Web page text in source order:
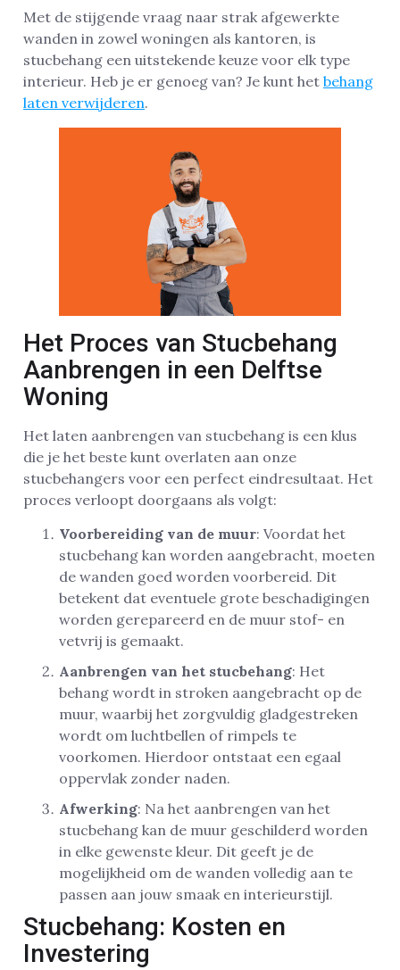
Met de stijgende vraag naar strak afgewerkte
wanden in zowel woningen als kantoren, is
stucbehang een uitstekende keuze voor elk type
interieur. Heb je er genoeg van? Je kunt het behang
laten verwijderen.
Het Proces van Stucbehang
Aanbrengen in een Delftse
Woning
Het laten aanbrengen van stucbehang is een klus
die je het beste kunt overlaten aan onze
stucbehangers voor een perfect eindresultaat. Het
proces verloopt doorgaans als volgt:
Voorbereiding van de muur: Voordat het
stucbehang kan worden aangebracht, moeten
de wanden goed worden voorbereid. Dit
betekent dat eventuele grote beschadigingen
worden gerepareerd en de muur stof- en
vetvrij is gemaakt.
Aanbrengen van het stucbehang: Het
behang wordt in stroken aangebracht op de
muur, waarbij het zorgvuldig gladgestreken
wordt om luchtbellen of rimpels te
voorkomen. Hierdoor ontstaat een egaal
oppervlak zonder naden.
Afwerking: Na het aanbrengen van het
stucbehang kan de muur geschilderd worden
in elke gewenste kleur. Dit geeft je de
mogelijkheid om de wanden volledig aan te
passen aan jouw smaak en interieurstijl.
Stucbehang: Kosten en
Investering